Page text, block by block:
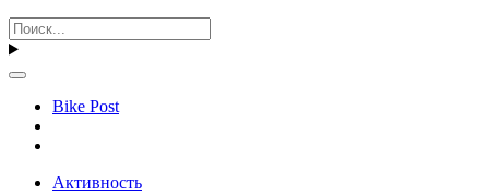
Bike Post
Активность